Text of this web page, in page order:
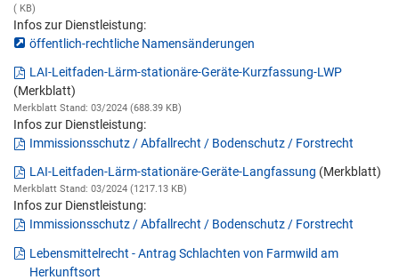
( KB)
Infos zur Dienstleistung:
öffentlich-rechtliche Namensänderungen
LAI-Leitfaden-Lärm-stationäre-Geräte-Kurzfassung-LWP
(Merkblatt)
Merkblatt Stand: 03/2024 (688.39 KB)
Infos zur Dienstleistung:
Immissionsschutz / Abfallrecht / Bodenschutz / Forstrecht
LAI-Leitfaden-Lärm-stationäre-Geräte-Langfassung (Merkblatt)
Merkblatt Stand: 03/2024 (1217.13 KB)
Infos zur Dienstleistung:
Immissionsschutz / Abfallrecht / Bodenschutz / Forstrecht
Lebensmittelrecht - Antrag Schlachten von Farmwild am
Herkunftsort